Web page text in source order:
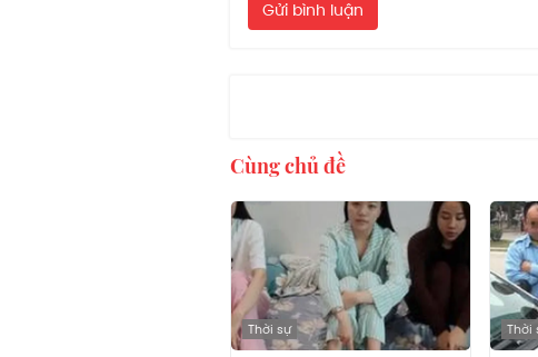
Gửi bình luận
Cùng chủ đề
Thời sự Thời